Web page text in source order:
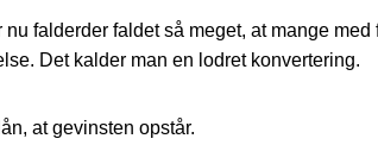
falderder faldet så meget, at mange
Det kalder man en lodret konvertering.
at gevinsten opstår.